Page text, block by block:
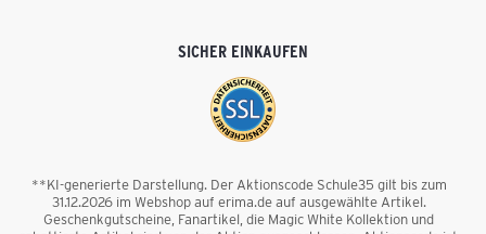
SICHER EINKAUFEN
**KI-generierte Darstellung. Der Aktionscode Schule35 gilt bis zum
31.12.2026 im Webshop auf erima.de auf ausgewählte Artikel.
Geschenkgutscheine, Fanartikel, die Magic White Kollektion und